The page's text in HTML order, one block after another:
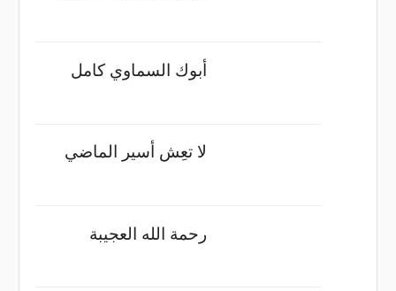
أبوك السماوي كامل
لا تعِش أسير الماضي
رحمة الله العجيبة